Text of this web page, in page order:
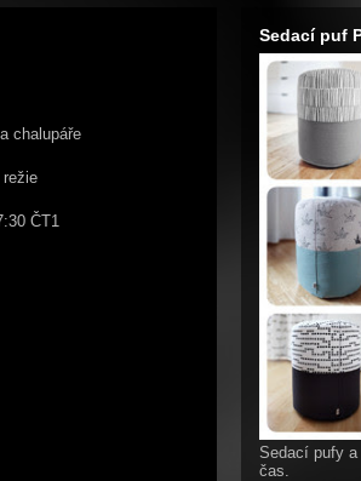
chalupáře
režie
ČT1
Sedací puf
Sedací pufy
čas.